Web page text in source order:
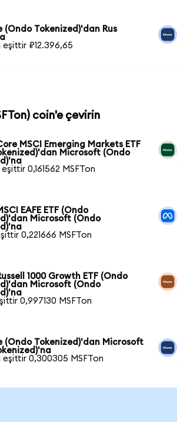
(Ondo Tokenized)'dan Rus
eşittir ₽12.396,65
coin'e çevirin
MSCI Emerging Markets ETF
Microsoft (Ondo
eşittir 0,161562 MSFTon
EAFE ETF (Ondo
Microsoft (Ondo
0,221666 MSFTon
1000 Growth ETF (Ondo
Microsoft (Ondo
0,997130 MSFTon
(Ondo Tokenized)'dan Microsoft
eşittir 0,300305 MSFTon